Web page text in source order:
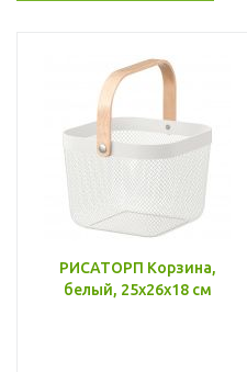
РИСАТОРП Корзина,
белый, 25x26x18 см